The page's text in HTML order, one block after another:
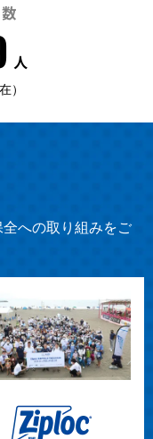
募集中】2026年2
きますので、ぜ
加できますの
で、ぜひお気軽に
、ぜひお気軽に
人
）
への取り組みをご